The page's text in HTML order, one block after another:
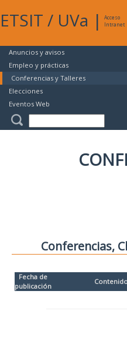
ETSIT / UVa |
Acceso
Intranet
Anuncios y avisos
Empleo y prácticas
Conferencias y Talleres
Elecciones
Eventos Web
Conferencias,
Fecha de
publicación